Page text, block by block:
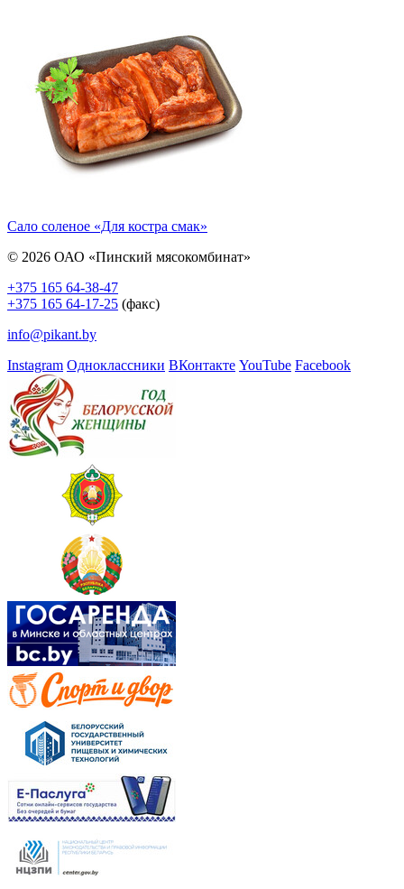
Сало соленое «Для костра смак»
© 2026 ОАО «Пинский мясокомбинат»
+375 165 64-38-47
+375 165 64-17-25 (факс)
info@pikant.by
Instagram Одноклассники ВКонтакте YouTube Facebook